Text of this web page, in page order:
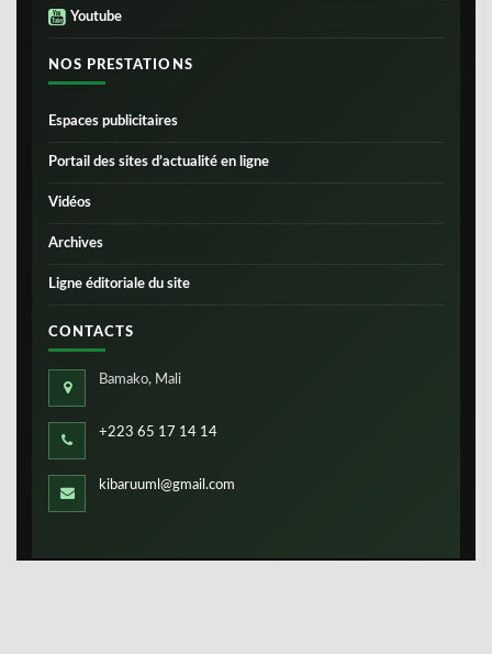
Youtube
NOS PRESTATIONS
Espaces publicitaires
Portail des sites d’actualité en ligne
Vidéos
Archives
Ligne éditoriale du site
CONTACTS
Bamako, Mali
+223 65 17 14 14
kibaruuml@gmail.com